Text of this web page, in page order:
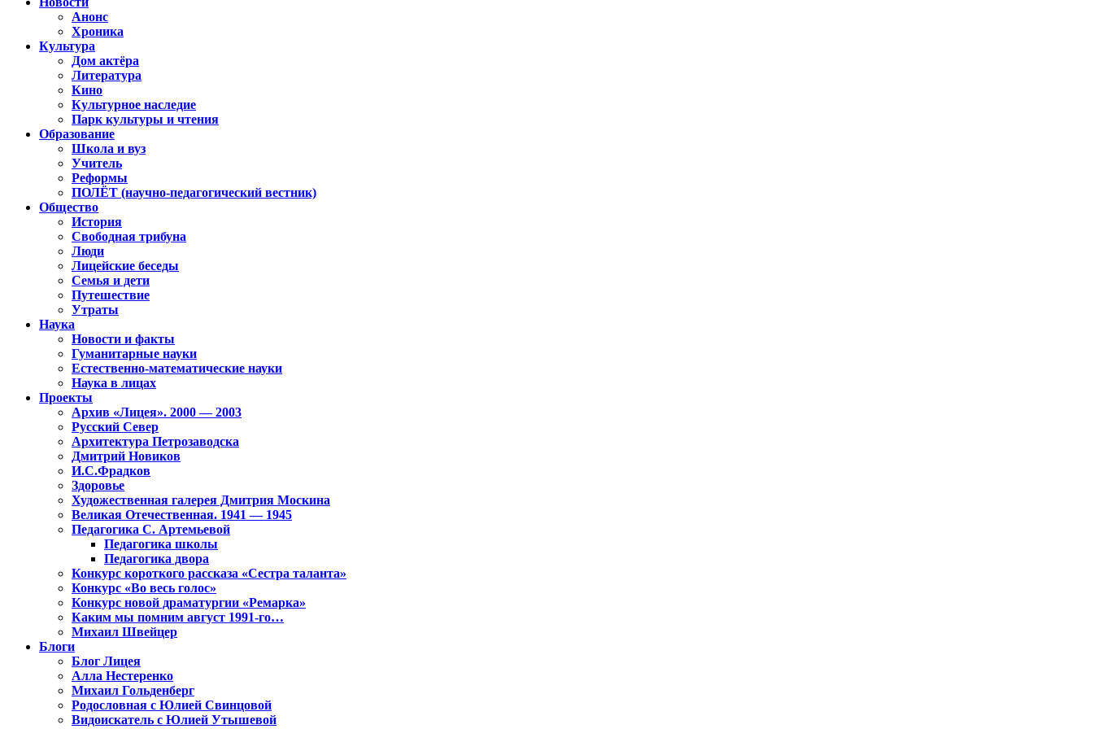
Анонс
Хроника
Культура
Дом актёра
Литература
Кино
Культурное наследие
Парк культуры и чтения
Образование
Школа и вуз
Учитель
Реформы
ПОЛЁТ (научно-педагогический вестник)
Общество
История
Свободная трибуна
Люди
Лицейские беседы
Семья и дети
Путешествие
Утраты
Наука
Новости и факты
Гуманитарные науки
Естественно-математические науки
Наука в лицах
Проекты
Архив «Лицея». 2000 — 2003
Русский Север
Архитектура Петрозаводска
Дмитрий Новиков
И.С.Фрадков
Здоровье
Художественная галерея Дмитрия Москина
Великая Отечественная. 1941 — 1945
Педагогика С. Артемьевой
Педагогика школы
Педагогика двора
Конкурс короткого рассказа «Сестра таланта»
Конкурс «Во весь голос»
Конкурс новой драматургии «Ремарка»
Каким мы помним август 1991-го…
Михаил Швейцер
Блоги
Блог Лицея
Алла Нестеренко
Михаил Гольденберг
Родословная с Юлией Свинцовой
Видоискатель с Юлией Утышевой